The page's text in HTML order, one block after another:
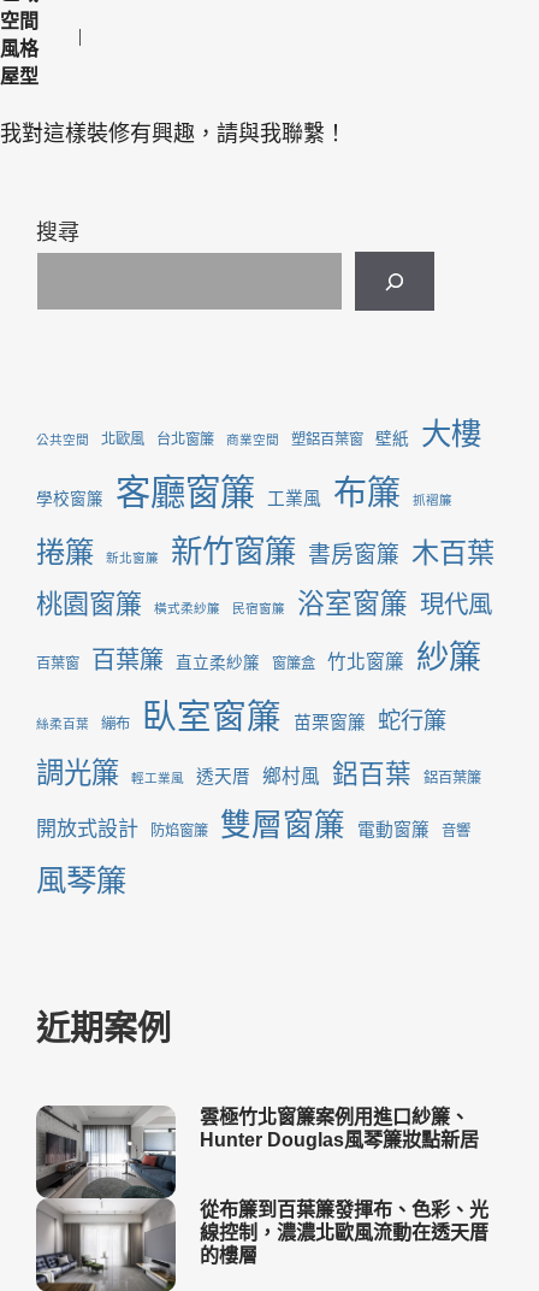
空間
風格
屋型
我對這樣裝修有興趣，請與我聯繫！
搜尋
公共空間 北歐風 台北窗簾 商業空間 塑鋁百葉窗 壁紙 大樓
學校窗簾 客廳窗簾 工業風 布簾 抓褶簾
捲簾 新北窗簾 新竹窗簾 書房窗簾 木百葉
桃園窗簾 橫式柔紗簾 民宿窗簾 浴室窗簾 現代風
百葉窗 百葉簾 直立柔紗簾 窗簾盒 竹北窗簾 紗簾
絲柔百葉 繃布 臥室窗簾 苗栗窗簾 蛇行簾
調光簾 輕工業風 透天厝 鄉村風 鋁百葉 鋁百葉簾
開放式設計 防焰窗簾 雙層窗簾 電動窗簾 音響
風琴簾
近期案例
雲極竹北窗簾案例用進口紗簾、
Hunter Douglas風琴簾妝點新居
從布簾到百葉簾發揮布、色彩、光
線控制，濃濃北歐風流動在透天厝
的樓層